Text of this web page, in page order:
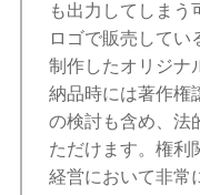
も出力してしまう
ロゴで販売してい
制作したオリジナ
納品時には著作権
の検討も含め、法
ただけます。権利
経営において非常